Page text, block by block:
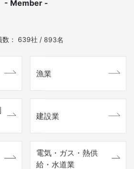
- Member -
数： 639社 / 893名
漁業
建設業
電気・ガス・熱供
給・水道業